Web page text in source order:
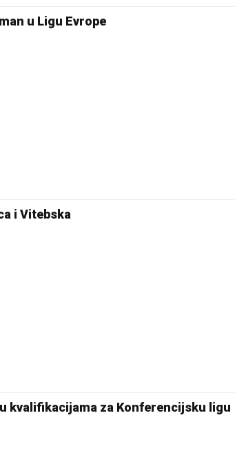
u Ligu Evrope
i Vitebska
kvalifikacijama za Konferencijsku ligu